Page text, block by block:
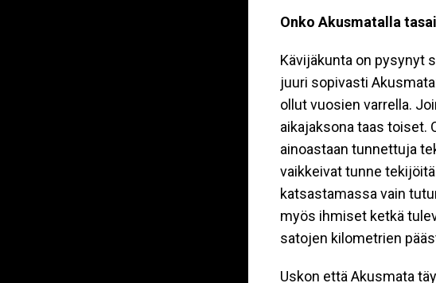
Onko Akusmatalla
Kävijäkunta on pysynyt
juuri sopivasti
ollut vuosien varrella.
aikajaksona taas toiset.
ainoastaan tunnettuja
vaikkeivat tunne
katsastamassa vain
myös ihmiset ketkä
satojen kilometrien
Uskon että Akusmata